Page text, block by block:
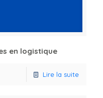
en logistique
Lire la suite